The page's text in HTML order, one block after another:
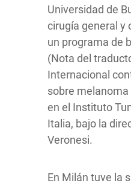
Universidad de
cirugía general y
un programa de
(Nota del
Internacional
sobre
en el Instituto
Italia, bajo la
Veronesi.
En Milán tuve la